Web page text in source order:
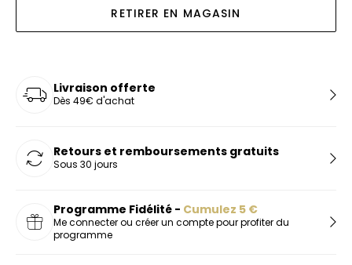
RETIRER EN MAGASIN
Livraison offerte
Dès 49€ d'achat
Retours et remboursements gratuits
Sous 30 jours
Programme Fidélité - Cumulez 5 €
Me connecter ou créer un compte pour profiter du
programme